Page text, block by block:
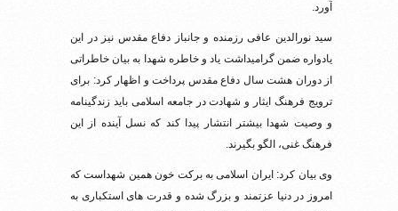
آورد.
سید نورالدین عافی رزمنده و جانباز دفاع مقدس نیز در این
یادواره ضمن گرامیداشت یاد و خاطره شهدا به بیان خاطراتی
از دوران هشت سال دفاع مقدس پرداخت و اظهار کرد: برای
ترویج فرهنگ ایثار و شهادت در جامعه اسلامی باید زندگینامه
و وصیت شهدا بیشتر انتشار پیدا کند که نسل آینده از این
فرهنگ غنی، الگو بگیرند.
وی بیان کرد: ایران اسلامی به برکت خون همین شهداست که
امروز در دنیا عزتمند و بزرگ شده و قدرت های استکباری به